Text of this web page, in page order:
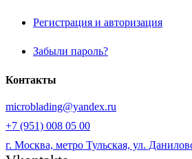
Регистрация и авторизация
Забыли пароль?
Контакты
microblading@yandex.ru
+7 (951) 008 05 00
г. Москва, метро Тульская, ул.